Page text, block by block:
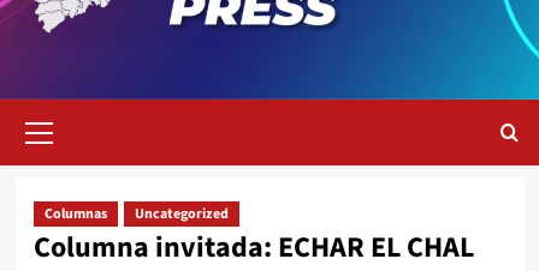
primario
Columnas Uncategorized
Columna invitada: ECHAR EL CHAL